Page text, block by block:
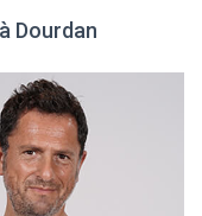
Dourdan